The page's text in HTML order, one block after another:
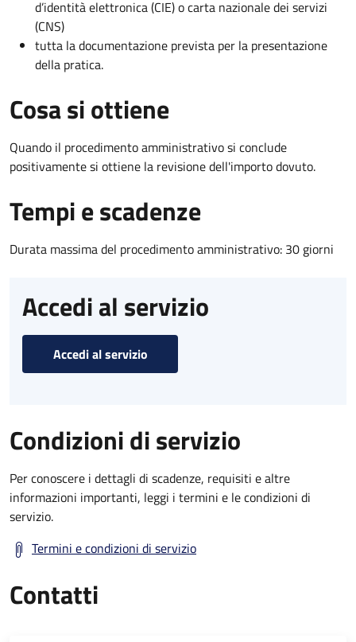
d’identità elettronica (CIE) o carta nazionale dei servizi
(CNS)
tutta la documentazione prevista per la presentazione
della pratica.
Cosa si ottiene
Quando il procedimento amministrativo si conclude
positivamente si ottiene la revisione dell'importo dovuto.
Tempi e scadenze
Durata massima del procedimento amministrativo: 30 giorni
Accedi al servizio
Accedi al servizio
Condizioni di servizio
Per conoscere i dettagli di scadenze, requisiti e altre
informazioni importanti, leggi i termini e le condizioni di
servizio.
Termini e condizioni di servizio
Contatti